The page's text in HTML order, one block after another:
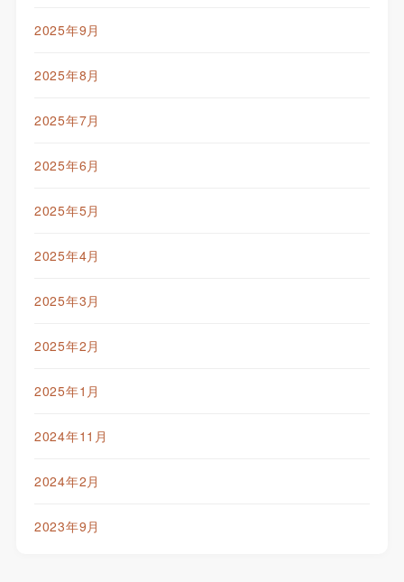
2025年9月
2025年8月
2025年7月
2025年6月
2025年5月
2025年4月
2025年3月
2025年2月
2025年1月
2024年11月
2024年2月
2023年9月